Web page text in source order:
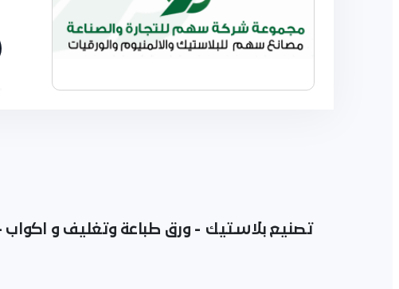
تصنيع بلاستيك - ورق طباعة وتغليف و اكواب - المنيوم و كلنق فلم اكثر من